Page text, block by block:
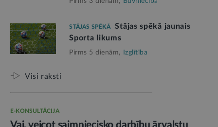
STĀJAS SPĒKĀ
Stājas spēkā jaunais
Sporta likums
Pirms 5 dienām, Izglītība
Visi raksti
E-KONSULTĀCIJA
Vai, veicot saimniecisko darbību ārvalstu